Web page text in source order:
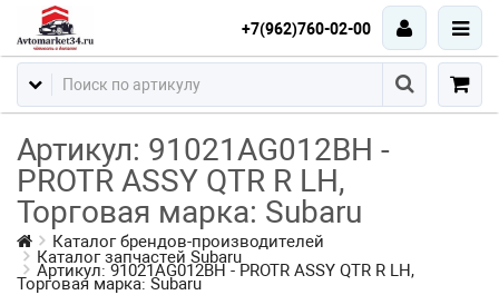
+7(962)760-02-00
Артикул: 91021AG012BH -
PROTR ASSY QTR R LH,
Торговая марка: Subaru
Каталог брендов-производителей
Каталог запчастей Subaru
Артикул: 91021AG012BH - PROTR ASSY QTR R LH,
Торговая марка: Subaru